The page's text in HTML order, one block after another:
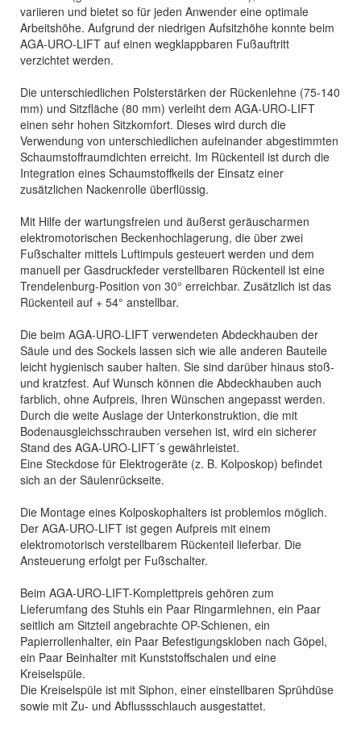
variieren und bietet so für jeden Anwender eine optimale
Arbeitshöhe. Aufgrund der niedrigen Aufsitzhöhe konnte beim
AGA-URO-LIFT auf einen wegklappbaren Fußauftritt
verzichtet werden.
Die unterschiedlichen Polsterstärken der Rückenlehne (75-140
mm) und Sitzfläche (80 mm) verleiht dem AGA-URO-LIFT
einen sehr hohen Sitzkomfort. Dieses wird durch die
Verwendung von unterschiedlichen aufeinander abgestimmten
Schaumstoffraumdichten erreicht. Im Rückenteil ist durch die
Integration eines Schaumstoffkeils der Einsatz einer
zusätzlichen Nackenrolle überflüssig.
Mit Hilfe der wartungsfreien und äußerst geräuscharmen
elektromotorischen Beckenhochlagerung, die über zwei
Fußschalter mittels Luftimpuls gesteuert werden und dem
manuell per Gasdruckfeder verstellbaren Rückenteil ist eine
Trendelenburg-Position von 30° erreichbar. Zusätzlich ist das
Rückenteil auf + 54° anstellbar.
Die beim AGA-URO-LIFT verwendeten Abdeckhauben der
Säule und des Sockels lassen sich wie alle anderen Bauteile
leicht hygienisch sauber halten. Sie sind darüber hinaus stoß-
und kratzfest. Auf Wunsch können die Abdeckhauben auch
farblich, ohne Aufpreis, Ihren Wünschen angepasst werden.
Durch die weite Auslage der Unterkonstruktion, die mit
Bodenausgleichsschrauben versehen ist, wird ein sicherer
Stand des AGA-URO-LIFT´s gewährleistet.
Eine Steckdose für Elektrogeräte (z. B. Kolposkop) befindet
sich an der Säulenrückseite.
Die Montage eines Kolposkophalters ist problemlos möglich.
Der AGA-URO-LIFT ist gegen Aufpreis mit einem
elektromotorisch verstellbarem Rückenteil lieferbar. Die
Ansteuerung erfolgt per Fußschalter.
Beim AGA-URO-LIFT-Komplettpreis gehören zum
Lieferumfang des Stuhls ein Paar Ringarmlehnen, ein Paar
seitlich am Sitzteil angebrachte OP-Schienen, ein
Papierrollenhalter, ein Paar Befestigungskloben nach Göpel,
ein Paar Beinhalter mit Kunststoffschalen und eine
Kreiselspüle.
Die Kreiselspüle ist mit Siphon, einer einstellbaren Sprühdüse
sowie mit Zu- und Abflussschlauch ausgestattet.